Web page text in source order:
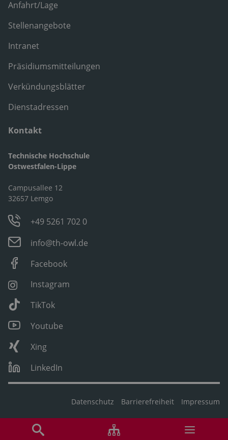
Anfahrt/Lage
Stellenangebote
Intranet
Präsidiumsmitteilungen
Verkündungsblätter
Dienstadressen
Kontakt
Technische Hochschule
Ostwestfalen-Lippe
Campusallee 12
32657 Lemgo
+49 5261 702 0
info@th-owl.de
Facebook
Instagram
TikTok
Youtube
Xing
LinkedIn
Datenschutz Barrierefreiheit Impressum